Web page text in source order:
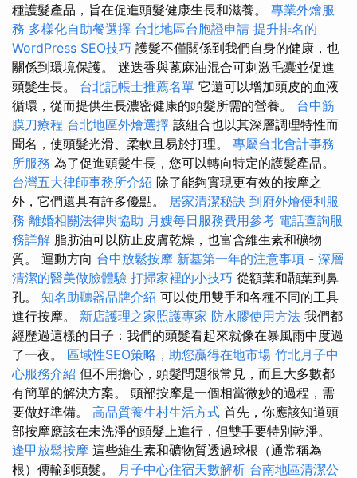
種護髮產品，旨在促進頭髮健康生長和滋養。 專業外燴服
務 多樣化自助餐選擇 台北地區台胞證申請 提升排名的
WordPress SEO技巧 護髮不僅關係到我們自身的健康，也
關係到環境保護。 迷迭香與蓖麻油混合可刺激毛囊並促進
頭髮生長。 台北記帳士推薦名單 它還可以增加頭皮的血液
循環，從而提供生長濃密健康的頭髮所需的營養。 台中筋
膜刀療程 台北地區外燴選擇 該組合也以其深層調理特性而
聞名，使頭髮光滑、柔軟且易於打理。 專屬台北會計事務
所服務 為了促進頭髮生長，您可以轉向特定的護髮產品。
台灣五大律師事務所介紹 除了能夠實現更有效的按摩之
外，它們還具有許多優點。 居家清潔秘訣 到府外燴便利服
務 離婚相關法律與協助 月嫂每日服務費用參考 電話查詢服
務詳解 脂肪油可以防止皮膚乾燥，也富含維生素和礦物
質。 運動方向 台中放鬆按摩 新墓第一年的注意事項 - 深層
清潔的醫美做臉體驗 打掃家裡的小技巧 從額葉和顳葉到鼻
孔。 知名助聽器品牌介紹 可以使用雙手和各種不同的工具
進行按摩。 新店護理之家照護專家 防水膠使用方法 我們都
經歷過這樣的日子：我們的頭髮看起來就像在暴風雨中度過
了一夜。 區域性SEO策略，助您贏得在地市場 竹北月子中
心服務介紹 但不用擔心，頭髮問題很常見，而且大多數都
有簡單的解決方案。 頭部按摩是一個相當微妙的過程，需
要做好準備。 高品質養生村生活方式 首先，你應該知道頭
部按摩應該在未洗淨的頭髮上進行，但雙手要特別乾淨。
逢甲放鬆按摩 這些維生素和礦物質透過球根（通常稱為
根）傳輸到頭髮。
月子中心住宿天數解析 台南地區清潔公